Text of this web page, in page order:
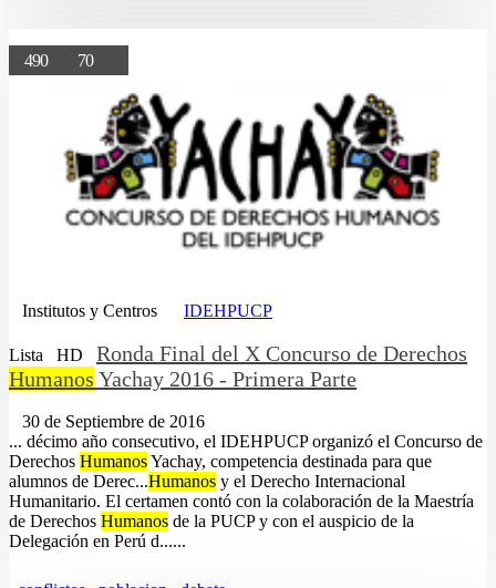
490 70
Institutos y Centros IDEHPUCP
Lista HD
Ronda Final del X Concurso de Derechos
Humanos Yachay 2016 - Primera Parte
30 de Septiembre de 2016
... décimo año consecutivo, el IDEHPUCP organizó el Concurso de
Derechos HumanosYachay, competencia destinada para que
alumnos de Derec...Humanos y el Derecho Internacional
Humanitario. El certamen contó con la colaboración de la Maestría
de Derechos Humanos de la PUCP y con el auspicio de la
Delegación en Perú d......